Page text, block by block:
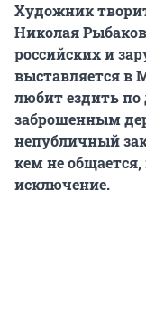
Художник
Николая
российских и
выставляется в
любит ездить
заброшенным
непубличный
кем не
исключение.